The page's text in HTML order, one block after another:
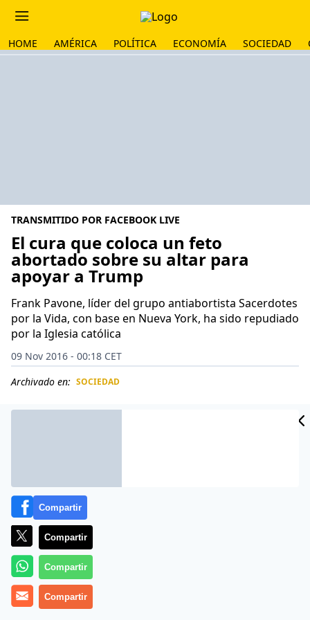
HOME AMÉRICA POLÍTICA ECONOMÍA SOCIEDAD
TRANSMITIDO POR FACEBOOK LIVE
El cura que coloca un feto
abortado sobre su altar para
apoyar a Trump
Frank Pavone, líder del grupo antiabortista Sacerdotes
por la Vida, con base en Nueva York, ha sido repudiado
por la Iglesia católica
09 Nov 2016 - 00:18 CET
Archivado en: SOCIEDAD
Se ha pasado tres pueblos, y se ha quedado tan ancho.
Compartir
Compartir
Compartir
Compartir